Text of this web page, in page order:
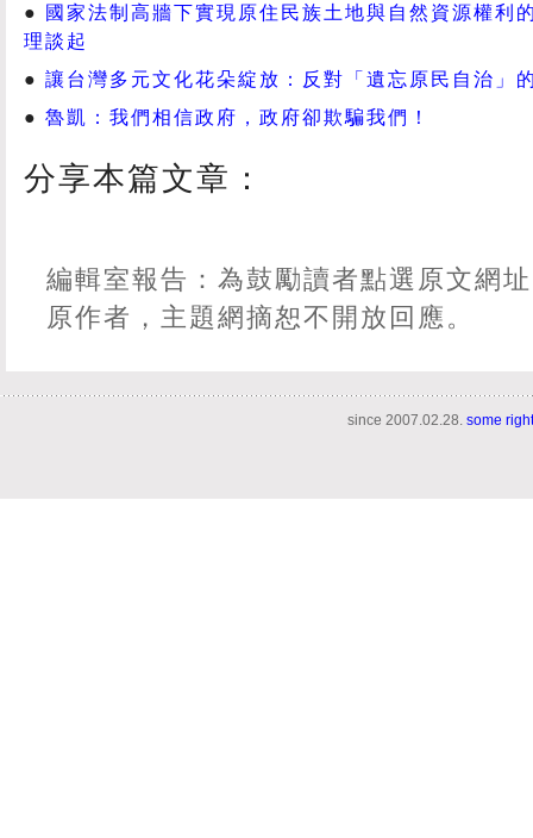
國家法制高牆下實現原住民族土地與自然資源權利
理談起
讓台灣多元文化花朵綻放：反對「遺忘原民自治」
魯凱：我們相信政府，政府卻欺騙我們！
分享本篇文章：
編輯室報告：為鼓勵讀者點選原文網
原作者，主題網摘恕不開放回應。
since 2007.02.28. some